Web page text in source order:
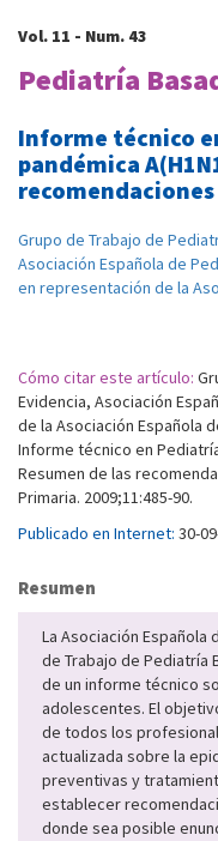
Vol. 11 - Num. 43
Pediatría
Informe técnico
pandémica
Grupo de Trabajo de
Asociación Española de
en representación de la
Cómo citar este artículo:
Evidencia, Asociación
de la Asociación Española
Informe técnico en
Resumen de las
Primaria. 2009;11:485-90.
Publicado en Internet: 30-
Resumen
La Asociación Española
de Trabajo de Pediatría
de un informe técnico
adolescentes. El
de todos los
actualizada sobre la
preventivas y
establecer
donde sea posible